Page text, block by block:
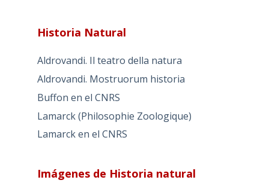
Historia Natural
Aldrovandi. Il teatro della natura
Aldrovandi. Mostruorum historia
Buffon en el CNRS
Lamarck (Philosophie Zoologique)
Lamarck en el CNRS
Imágenes de Historia natural